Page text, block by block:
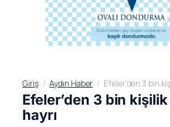
Giriş Aydın Haber Efeler’den 3 bin
Efeler’den 3 bin
hayrı